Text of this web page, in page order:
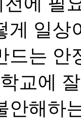
게 일상
드는 안
교에
안해하